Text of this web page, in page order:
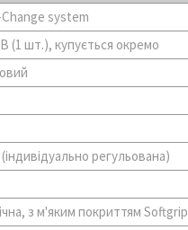
system
(1 шт.), купується окремо
регульована)
з м'яким покриттям Softgrip